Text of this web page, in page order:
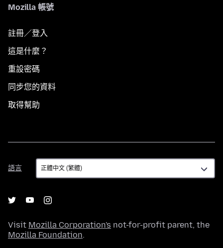
Mozilla 帳號
註冊／登入
這是什麼？
重設密碼
同步您的資料
取得幫助
語言
語
言
Visit Mozilla Corporation's not-for-profit parent, the
Mozilla Foundation.